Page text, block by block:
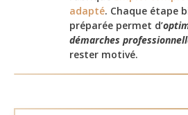
adapté. Chaque étape
préparée permet d’
démarches
rester motivé.